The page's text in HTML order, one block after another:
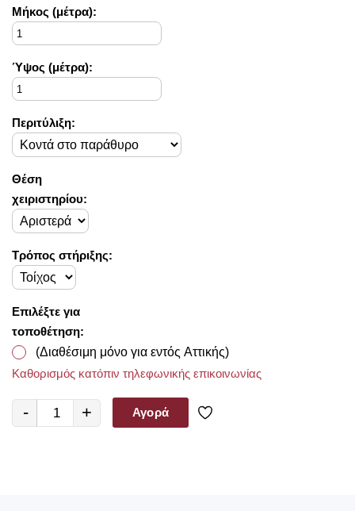
φρέσκες ιδέες διακόσμησης, που ικανοποιούν ακόμη και τους πιο
απαιτητικούς!
Στο Decorama Home έχουμε ως στόχο να χαρίσουμε χρώμα και
ασύγκριτο στυλ στο προσωπικό σας χώρο και να τον αναδείξουμε
με τον πιο όμορφο τρόπο!
Mήκος (μέτρα):
Ύψος (μέτρα):
Περιτύλιξη:
Θέση
χειριστηρίου:
Τρόπος στήριξης:
Επιλέξτε για
τοποθέτηση:
(Διαθέσιμη μόνο για εντός Αττικής)
Καθορισμός κατόπιν τηλεφωνικής επικοινωνίας
- + Αγορά